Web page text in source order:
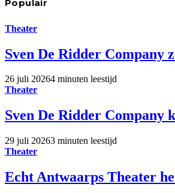
Populair
Theater
Sven De Ridder Company
26 juli 20264 minuten leestijd
Theater
Sven De Ridder Company
29 juli 20263 minuten leestijd
Theater
Echt Antwaarps Theater